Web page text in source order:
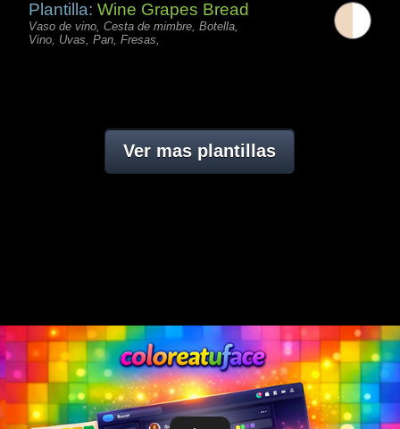
Plantilla:Wine Grapes Bread
Vaso de vino, Cesta de mimbre, Botella,
Vino, Uvas, Pan, Fresas,
Ver mas plantillas